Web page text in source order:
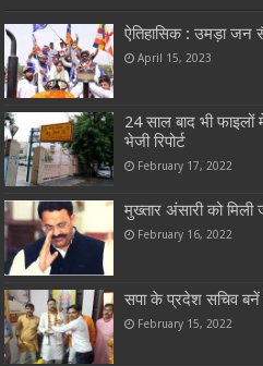
ऐतिहासिक : उमड़ा जन
April 15, 2023
24 साल बाद भी
भेजी रिपोर्ट
February 17, 2022
मुख्तार अंसारी को मिली
February 16, 2022
सपा के प्रदेश सचिव बनें
February 15, 2022